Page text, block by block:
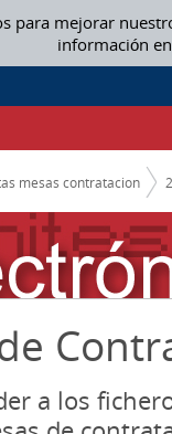
para mejorar
información
mesas contratacion
a los